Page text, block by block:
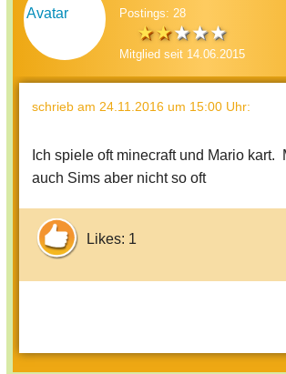
Postings: 28
Mitglied seit 14.06.2015
schrieb am 24.11.2016 um 15:00 Uhr:
Ich spiele oft minecraft und Mario kart.
auch Sims aber nicht so oft
Likes: 1